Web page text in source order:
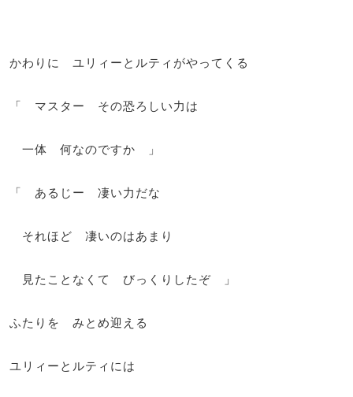
かわりに ユリィーとルティがやってくる
「 マスター その恐ろしい力は
一体 何なのですか 」
「 あるじー 凄い力だな
それほど 凄いのはあまり
見たことなくて びっくりしたぞ 」
ふたりを みとめ迎える
ユリィーとルティには